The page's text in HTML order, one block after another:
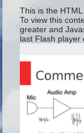
This is the
To view this
greater and
last Flash player